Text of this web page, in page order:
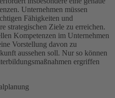
Unternehmen müssen
Fähigkeiten und
strategischen Ziele zu erreichen.
Kompetenzen im Unternehmen
Vorstellung davon zu
aussehen soll. Nur so können
ergriffen